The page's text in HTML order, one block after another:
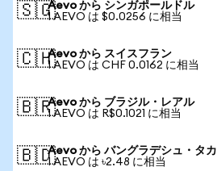
🇸🇬Aevo から シンガポールドル
1 AEVO は $0.0256 に相当
🇨🇭Aevo から スイスフラン
1 AEVO は CHF 0.0162 に相当
🇧🇷Aevo から ブラジル・レアル
1 AEVO は R$0.1021 に相当
🇧🇩Aevo から バングラデシュ・タカ
1 AEVO は ৳2.48 に相当